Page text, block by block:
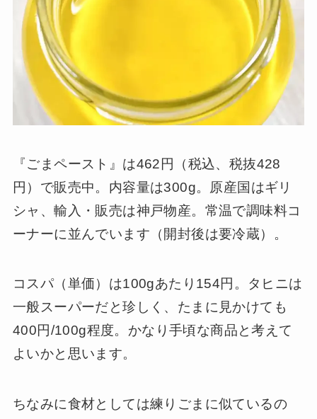
『ごまペースト』は462円（税込、税抜428
円）で販売中。内容量は300g。原産国はギリ
シャ、輸入・販売は神戸物産。常温で調味料コ
ーナーに並んでいます（開封後は要冷蔵）。
コスパ（単価）は100gあたり154円。タヒニは
一般スーパーだと珍しく、たまに見かけても
400円/100g程度。かなり手頃な商品と考えて
よいかと思います。
ちなみに食材としては練りごまに似ているの